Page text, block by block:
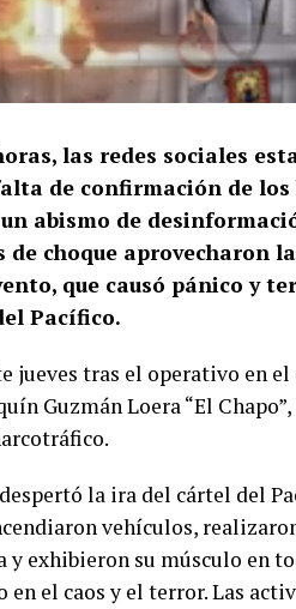
las redes sociales
de confirmación de
abismo de
de choque aprovecharon
que causó pánico y
Pacífico.
jueves tras el operativo en
Guzmán Loera “El
la ira del cártel del
vehículos,
y exhibieron su músculo en
en el caos y el terror. Las